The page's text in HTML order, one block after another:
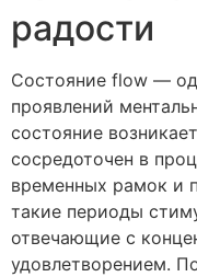
радости
Состояние flow —
проявлений
состояние
сосредоточен в
временных рамок и
такие периоды
отвечающие с
удовлетворением.